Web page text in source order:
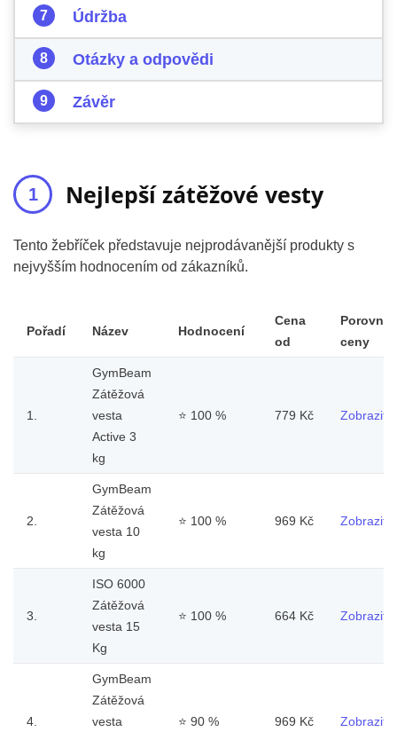
Údržba
Otázky a odpovědi
Závěr
Nejlepší zátěžové vesty
Tento žebříček představuje nejprodávanější produkty s
nejvyšším hodnocením od zákazníků.
Pořadí Název Hodnocení
Cena
od
Porovnat
ceny
1.
GymBeam
Zátěžová
vesta
Active 3
kg
⭐ 100 % 779 Kč Zobrazit
2.
GymBeam
Zátěžová
vesta 10
kg
⭐ 100 % 969 Kč Zobrazit
3.
ISO 6000
Zátěžová
vesta 15
Kg
⭐ 100 % 664 Kč Zobrazit
4.
GymBeam
Zátěžová
vesta
⭐ 90 % 969 Kč Zobrazit